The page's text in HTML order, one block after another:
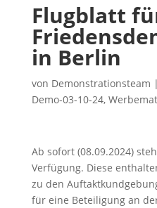
Flugblatt
in Berlin
von Demonstrationsteam |
Demo-03-10-24,
Ab sofort (08.09.2024)
Verfügung. Diese
zu den
für eine Beteiligung an